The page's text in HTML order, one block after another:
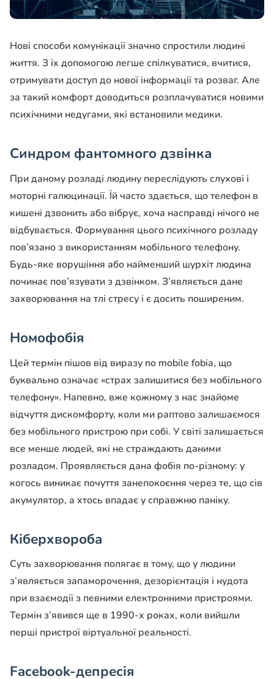
Нові способи комунікації значно спростили людині
життя. З їх допомогою легше спілкуватися, вчитися,
отримувати доступ до нової інформації та розваг. Але
за такий комфорт доводиться розплачуватися новими
психічними недугами, які встановили медики.
Синдром фантомного дзвінка
При даному розладі людину переслідують слухові і
моторні галюцинації. Їй часто здається, що телефон в
кишені дзвонить або вібрує, хоча насправді нічого не
відбувається. Формування цього психічного розладу
пов’язано з використанням мобільного телефону.
Будь-яке ворушіння або найменший шурхіт людина
починає пов’язувати з дзвінком. З’являється дане
захворювання на тлі стресу і є досить поширеним.
Номофобія
Цей термін пішов від виразу no mobile fobia, що
буквально означає «страх залишитися без мобільного
телефону». Напевно, вже кожному з нас знайоме
відчуття дискомфорту, коли ми раптово залишаємося
без мобільного пристрою при собі. У світі залишається
все менше людей, які не страждають даними
розладом. Проявляється дана фобія по-різному: у
когось виникає почуття занепокоєння через те, що сів
акумулятор, а хтось впадає у справжню паніку.
Кіберхвороба
Суть захворювання полягає в тому, що у людини
з’являється запаморочення, дезорієнтація і нудота
при взаємодії з певними електронними пристроями.
Термін з’явився ще в 1990-х роках, коли вийшли
перші пристрої віртуальної реальності.
Facebook-депресія